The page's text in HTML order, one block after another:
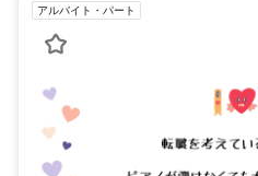
アルバイト・パート